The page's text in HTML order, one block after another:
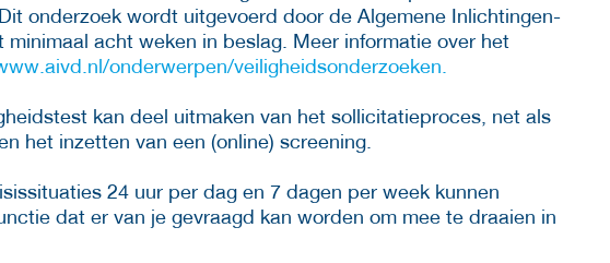
onderzoek wordt uitgevoerd door de Algemene Inlichtingen-
minimaal acht weken in beslag. Meer informatie over het
onderwerpen/veiligheidsonderzoeken.
kan deel uitmaken van het sollicitatieproces, net als
het inzetten van een (online) screening.
24 uur per dag en 7 dagen per week kunnen
dat er van je gevraagd kan worden om mee te draaien in